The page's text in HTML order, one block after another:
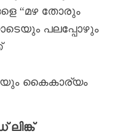
“മഴ തോരും
പലപ്പോഴും
കൈകാര്യം